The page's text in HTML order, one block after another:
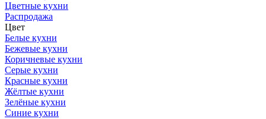
Цветные кухни
Распродажа
Цвет
Белые кухни
Бежевые кухни
Коричневые кухни
Серые кухни
Красные кухни
Жёлтые кухни
Зелёные кухни
Синие кухни